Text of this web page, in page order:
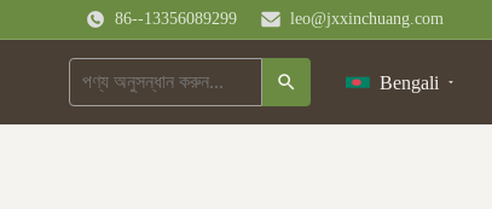
86--13356089299 leo@jxxinchuang.com
Bengali